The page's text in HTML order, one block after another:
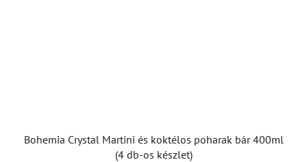
Bohemia Crystal Martini és koktélos poharak bár 400ml
(4 db-os készlet)